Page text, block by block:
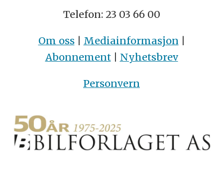
Telefon: 23 03 66 00
Om oss| Mediainformasjon |
Abonnement| Nyhetsbrev
Personvern